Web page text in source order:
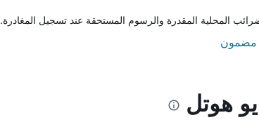
المحلية المقدرة والرسوم المستحقة عند تسجيل المغادرة.
مضمون
هوتل